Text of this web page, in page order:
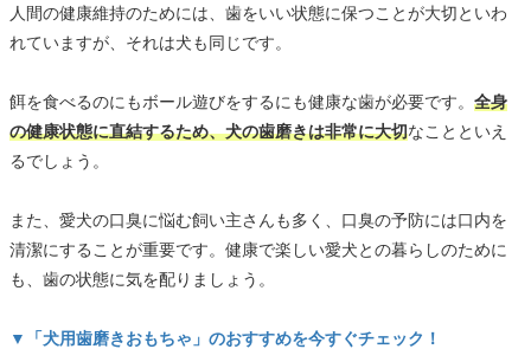
人間の健康維持のためには、歯をいい状態に保つことが大切といわ
れていますが、それは犬も同じです。
餌を食べるのにもボール遊びをするにも健康な歯が必要です。 全身
の健康状態に直結するため、犬の歯磨きは非常に大切なことといえ
るでしょう。
また、愛犬の口臭に悩む飼い主さんも多く、口臭の予防には口内を
清潔にすることが重要です。健康で楽しい愛犬との暮らしのために
も、歯の状態に気を配りましょう。
▼「犬用歯磨きおもちゃ」のおすすめを今すぐチェック！